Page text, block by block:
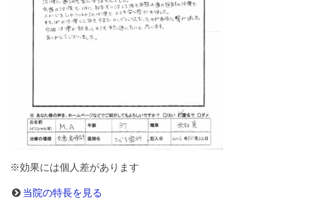
※効果には個人差があります
当院の特長を見る